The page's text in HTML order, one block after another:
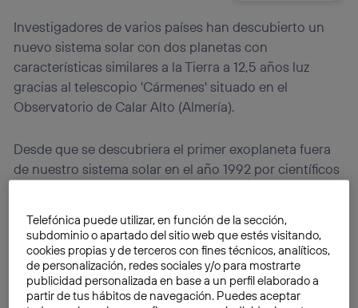
Investigadores de varios países han descubierto un
nuevo sistema solar con dos planetas con
características similares a la Tierra a 12,5 años luz
gracias al telescopio 'Cármenes' situado en el
Observatorio de Calar Alto (Almería).
Desde que se descubriera el primer exoplaneta fuera
de nuestro sistema solar en el año 1992 por científicos
desconocidos que pudieran albergar vida no ha
cesado.
A partir de esa fecha comenzaba una larga expedición
Telefónica puede utilizar, en función de la sección,
subdominio o apartado del sitio web que estés visitando,
cookies propias y de terceros con fines técnicos, analíticos,
de personalización, redes sociales y/o para mostrarte
publicidad personalizada en base a un perfil elaborado a
partir de tus hábitos de navegación. Puedes aceptar